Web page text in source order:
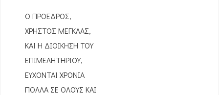
Ο ΠΡΟΕΔΡΟΣ,
ΧΡΗΣΤΟΣ ΜΕΓΚΛΑΣ,
ΚΑΙ Η ΔΙΟΙΚΗΣΗ ΤΟΥ
ΕΠΙΜΕΛΗΤΗΡΙΟΥ,
ΕΥΧΟΝΤΑΙ ΧΡΟΝΙΑ
ΠΟΛΛΑ ΣΕ ΟΛΟΥΣ ΚΑΙ